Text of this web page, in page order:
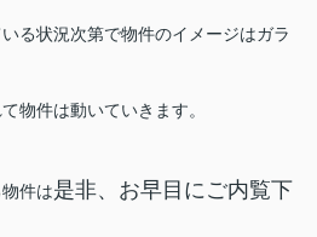
る状況次第で物件のイメージはガラ
物件は動いていきます。
件は是非、お早目にご内覧下